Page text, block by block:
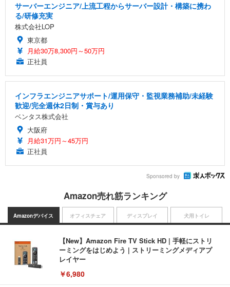
サーバーエンジニア/上流工程からサーバー設計・構築に携わ
る/研修充実
株式会社LOP
東京都
月給30万8,300円～50万円
正社員
インフラエンジニアサポート/運用保守・監視業務補助/未経験
歓迎/完全週休2日制・賞与あり
ベンタス株式会社
大阪府
月給31万円～45万円
正社員
Sponsored by
Amazon売れ筋ランキング
Amazonデバイス
【New】Amazon Fire TV Stick HD | 手軽にストリ
ーミングをはじめよう | ストリーミングメディアプ
レイヤー
￥6,980
オフィスチェア ディスプレイ 犬用トイレ